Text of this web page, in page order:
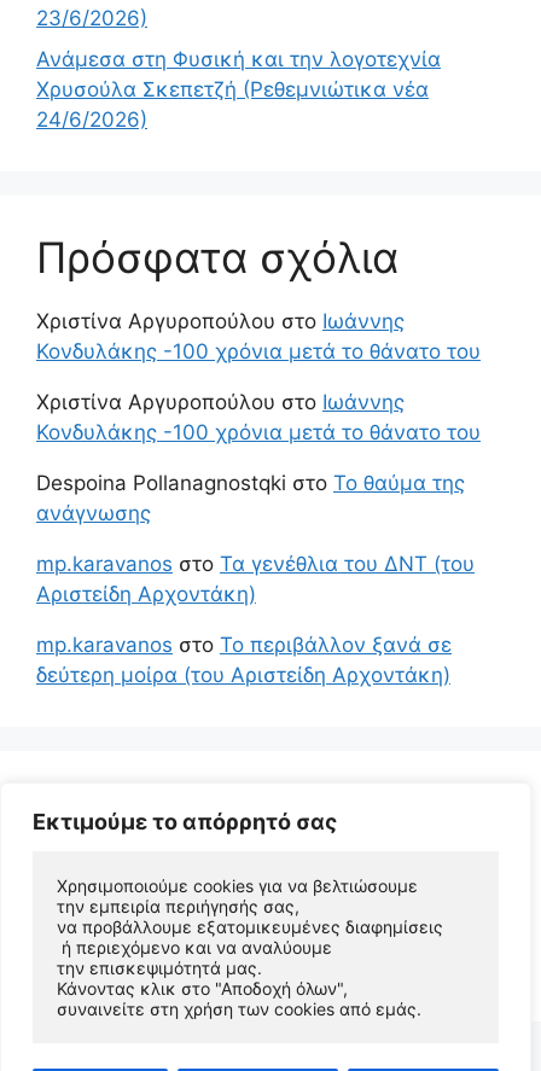
Εκτιμούμε το απόρρητό σας
Χρησιμοποιούμε cookies για να βελτιώσουμε
την εμπειρία περιήγησής σας,
να προβάλλουμε εξατομικευμένες διαφημίσεις
ή περιεχόμενο και να αναλύουμε
την επισκεψιμότητά μας.
Κάνοντας κλικ στο "Αποδοχή όλων",
συναινείτε στη χρήση των cookies από εμάς.
23/6/2026)
Ανάμεσα στη Φυσική και την λογοτεχνία
Χρυσούλα Σκεπετζή (Ρεθεμνιώτικα νέα
24/6/2026)
Πρόσφατα σχόλια
Χριστίνα Αργυροπούλου στο Ιωάννης
Κονδυλάκης -100 χρόνια μετά το θάνατο του
Χριστίνα Αργυροπούλου στο Ιωάννης
Κονδυλάκης -100 χρόνια μετά το θάνατο του
Despoina Pollanagnostqki στο Το θαύμα της
ανάγνωσης
mp.karavanos στο Τα γενέθλια του ΔΝΤ (του
Αριστείδη Αρχοντάκη)
mp.karavanos στο Το περιβάλλον ξανά σε
δεύτερη μοίρα (του Αριστείδη Αρχοντάκη)
© 2026 Αριστείδης Αρχοντάκης Φυσικός Συγγραφέας
• Φτιαγμένο μεGeneratePress